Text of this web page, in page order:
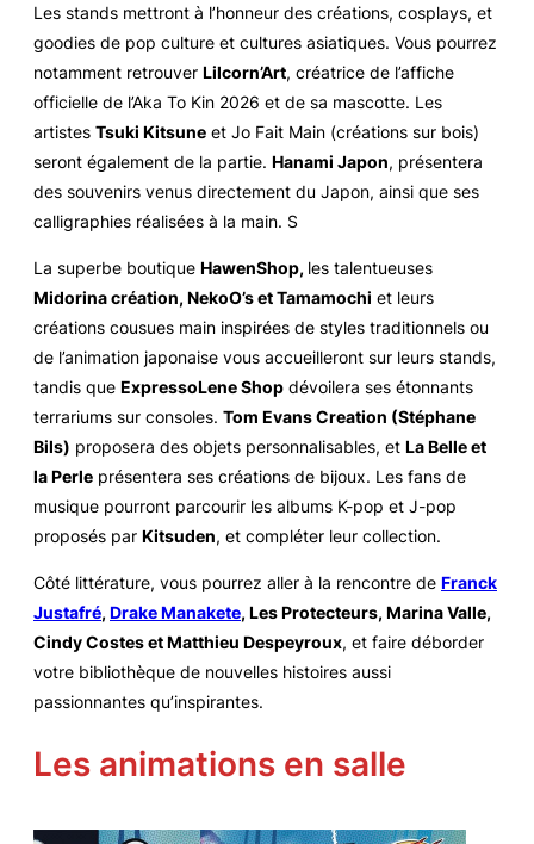
Les stands mettront à l’honneur des créations, cosplays, et
goodies de pop culture et cultures asiatiques. Vous pourrez
notamment retrouver Lilcorn’Art, créatrice de l’affiche
officielle de l’Aka To Kin 2026 et de sa mascotte. Les
artistes Tsuki Kitsune et Jo Fait Main (créations sur bois)
seront également de la partie. Hanami Japon, présentera
des souvenirs venus directement du Japon, ainsi que ses
calligraphies réalisées à la main. S
La superbe boutique HawenShop, les talentueuses
Midorina création, NekoO’s et Tamamochi et leurs
créations cousues main inspirées de styles traditionnels ou
de l’animation japonaise vous accueilleront sur leurs stands,
tandis que ExpressoLene Shop dévoilera ses étonnants
terrariums sur consoles. Tom Evans Creation (Stéphane
Bils) proposera des objets personnalisables, et La Belle et
la Perle présentera ses créations de bijoux. Les fans de
musique pourront parcourir les albums K-pop et J-pop
proposés par Kitsuden, et compléter leur collection.
Côté littérature, vous pourrez aller à la rencontre de Franck
Justafré, Drake Manakete, Les Protecteurs, Marina Valle,
Cindy Costes et Matthieu Despeyroux, et faire déborder
votre bibliothèque de nouvelles histoires aussi
passionnantes qu’inspirantes.
Les animations en salle